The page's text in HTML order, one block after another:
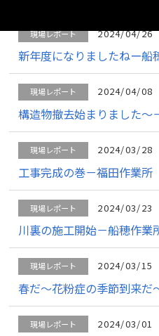
現場レポート 2024/04/26
新年度になりましたねー船
現場レポート 2024/04/08
構造物撤去始まりました～
現場レポート 2024/03/28
工事完成の巻－福田作業所
現場レポート 2024/03/23
川裏の施工開始－船穂作業
現場レポート 2024/03/15
春だ～花粉症の季節到来だ
現場レポート 2024/03/01